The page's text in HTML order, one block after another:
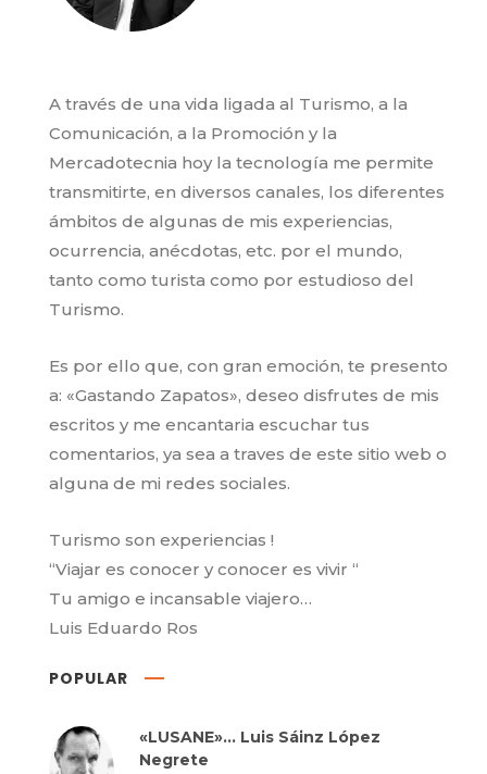
A través de una vida ligada al Turismo, a la
Comunicación, a la Promoción y la
Mercadotecnia hoy la tecnología me permite
transmitirte, en diversos canales, los diferentes
ámbitos de algunas de mis experiencias,
ocurrencia, anécdotas, etc. por el mundo,
tanto como turista como por estudioso del
Turismo.
Es por ello que, con gran emoción, te presento
a: «Gastando Zapatos», deseo disfrutes de mis
escritos y me encantaria escuchar tus
comentarios, ya sea a traves de este sitio web o
alguna de mi redes sociales.
Turismo son experiencias !
“Viajar es conocer y conocer es vivir “
Tu amigo e incansable viajero…
Luis Eduardo Ros
POPULAR
«LUSANE»… Luis Sáinz López
Negrete